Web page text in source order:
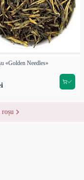
«Golden Needles»
roșu